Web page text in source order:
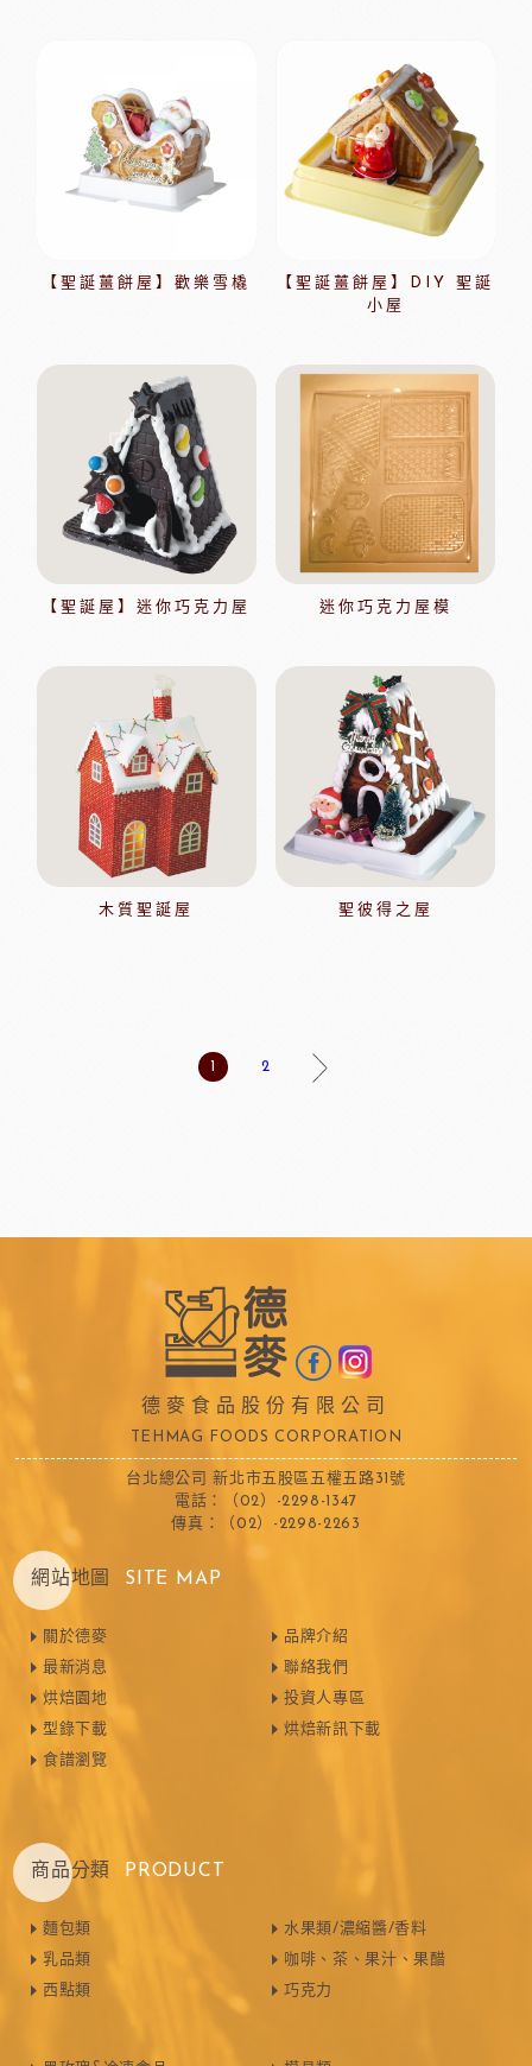
【聖誕薑餅屋】歡樂雪橇
【聖誕薑餅屋】DIY 聖誕
小屋
【聖誕屋】迷你巧克力屋 迷你巧克力屋模
木質聖誕屋 聖彼得之屋
1 2
德麥食品股份有限公司
TEHMAG FOODS CORPORATION
台北總公司 新北市五股區五權五路31號
電話：（02）-2298-1347
傳真：（02）-2298-2263
網站地圖 SITE MAP
關於德麥
最新消息
烘焙園地
型錄下載
食譜瀏覽
品牌介紹
聯絡我們
投資人專區
烘焙新訊下載
商品分類 PRODUCT
麵包類
乳品類
西點類
水果類/濃縮醬/香料
咖啡、茶、果汁、果醋
巧克力